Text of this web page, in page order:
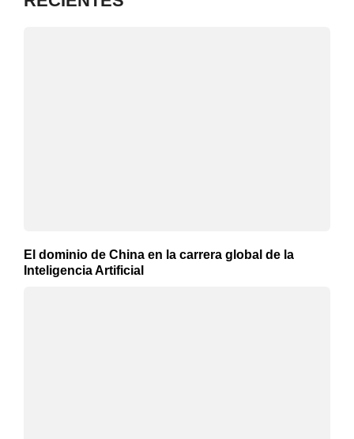
El dominio de China en la carrera global de la
Inteligencia Artificial